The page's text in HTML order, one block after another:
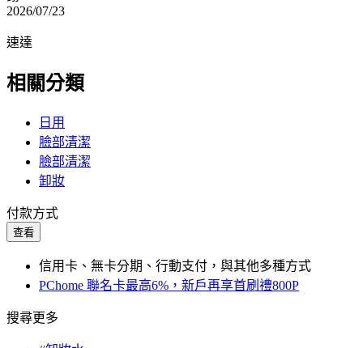
2026/07/23
速達
相關分類
日用
臉部清潔
臉部清潔
卸妝
付款方式
查看
信用卡、無卡分期、行動支付，與其他多種方式
PChome 聯名卡最高6%，新戶再享首刷禮800P
搜尋更多